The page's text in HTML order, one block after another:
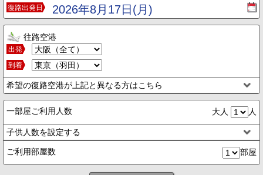
復路出発日 2026年8月17日(月)
往路空港
出発
到着
希望の復路空港が上記と異なる方はこちら
一部屋ご利用人数 大人 人
子供人数を設定する
ご利用部屋数 部屋